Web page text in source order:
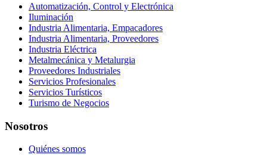
Automatización, Control y Electrónica
Iluminación
Industria Alimentaria, Empacadores
Industria Alimentaria, Proveedores
Industria Eléctrica
Metalmecánica y Metalurgia
Proveedores Industriales
Servicios Profesionales
Servicios Turísticos
Turismo de Negocios
Nosotros
Quiénes somos